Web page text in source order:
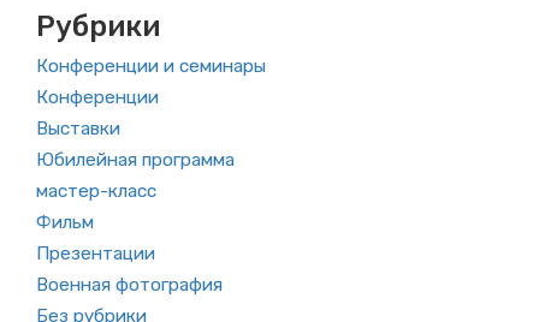
Рубрики
Конференции и семинары
Конференции
Выставки
Юбилейная программа
мастер-класс
Фильм
Презентации
Военная фотография
Без рубрики